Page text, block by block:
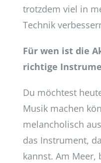
trotzdem viel in
Technik
Für wen ist die
richtige
Du möchtest
Musik machen
melancholisch
das Instrument,
kannst. Am Meer,